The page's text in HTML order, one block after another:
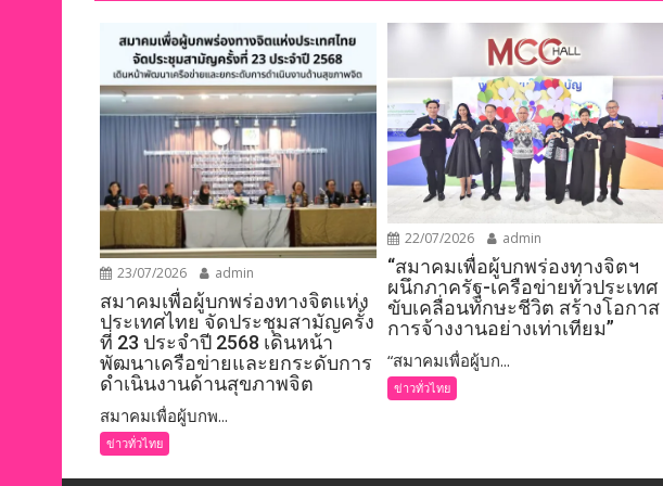
23/07/2026 admin
สมาคมเพื่อผู้บกพร่องทางจิตแห่ง
ประเทศไทย จัดประชุมสามัญครั้ง
ที่ 23 ประจำปี 2568 เดินหน้า
พัฒนาเครือข่ายและยกระดับการ
ดำเนินงานด้านสุขภาพจิต
สมาคมเพื่อผู้บกพ...
ข่าวทั่วไทย
22/07/2026 admin
“สมาคมเพื่อผู้บกพร่องทางจิตฯ
ผนึกภาครัฐ-เครือข่ายทั่วประเทศ
ขับเคลื่อนทักษะชีวิต สร้างโอกาส
การจ้างงานอย่างเท่าเทียม”
“สมาคมเพื่อผู้บก...
ข่าวทั่วไทย